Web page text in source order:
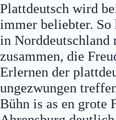
Plattdeutsch wird
immer beliebter. So
in Norddeutschland
zusammen, die
Erlernen der
ungezwungen
Bühn is as en grote